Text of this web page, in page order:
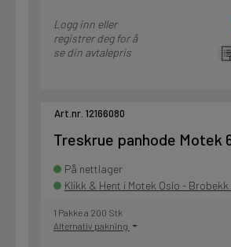
Logg inn eller
registrer deg for å
se din avtalepris
Art.nr. 12166080
Treskrue panhode Motek
På nettlager
Klikk & Hent i Motek Oslo - Brobekk
1 Pakke a 200 Stk
Alternativ pakning